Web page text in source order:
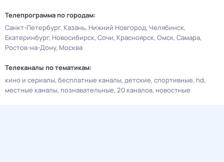
Телепрограмма по городам:
Санкт-Петербург Казань Нижний Новгород Челябинск
Екатеринбург Новосибирск Сочи Красноярск Омск Самара
Ростов-на-Дону Москва
Телеканалы по тематикам:
кино и сериалы бесплатные каналы детские спортивные hd
местные каналы познавательные 20 каналов новостные